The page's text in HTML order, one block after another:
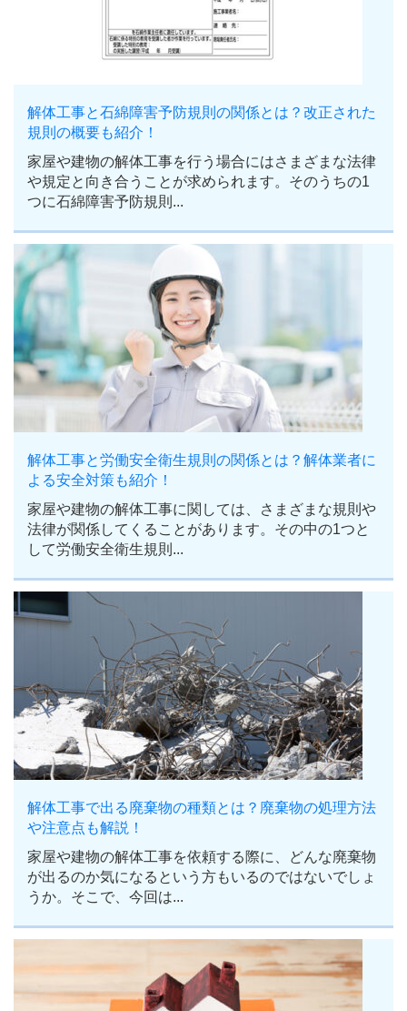
解体工事と石綿障害予防規則の関係とは？改正された
規則の概要も紹介！
家屋や建物の解体工事を行う場合にはさまざまな法律
や規定と向き合うことが求められます。そのうちの1
つに石綿障害予防規則...
解体工事と労働安全衛生規則の関係とは？解体業者に
よる安全対策も紹介！
家屋や建物の解体工事に関しては、さまざまな規則や
法律が関係してくることがあります。その中の1つと
して労働安全衛生規則...
解体工事で出る廃棄物の種類とは？廃棄物の処理方法
や注意点も解説！
家屋や建物の解体工事を依頼する際に、どんな廃棄物
が出るのか気になるという方もいるのではないでしょ
うか。そこで、今回は...